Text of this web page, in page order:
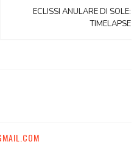
ECLISSI ANULARE DI SOLE:
TIMELAPSE